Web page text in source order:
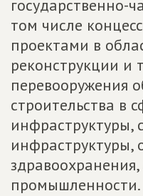
государственно-
том числе
проектами в
реконструкции и
перевооружения
строительства в
инфраструктуры,
инфраструктуры,
промышленности.